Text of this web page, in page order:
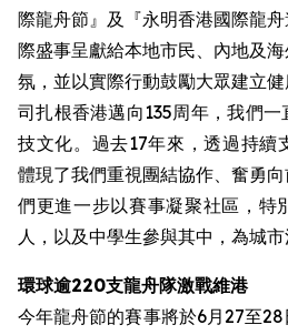
際龍舟節』及『永明香港國際龍
際盛事呈獻給本地市民、內地及
氛，並以實際行動鼓勵大眾建立
司扎根香港邁向135周年，我們
技文化。過去17年來，透過持續
體現了我們重視團結協作、奮勇
們更進一步以賽事凝聚社區，特
人，以及中學生參與其中，為城市
環球逾220支龍舟隊激戰維港
今年龍舟節的賽事將於6月27至